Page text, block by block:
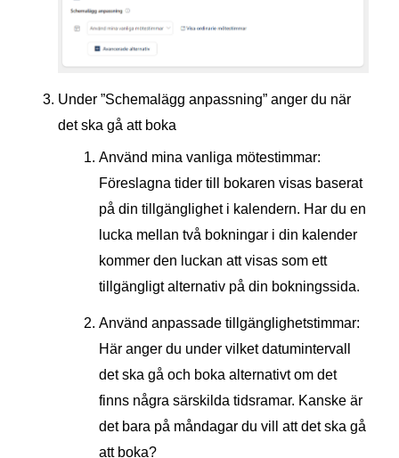
Under ”Schemalägg anpassning” anger du när
det ska gå att boka
Använd mina vanliga mötestimmar:
Föreslagna tider till bokaren visas baserat
på din tillgänglighet i kalendern. Har du en
lucka mellan två bokningar i din kalender
kommer den luckan att visas som ett
tillgängligt alternativ på din bokningssida.
Använd anpassade tillgänglighetstimmar:
Här anger du under vilket datumintervall
det ska gå och boka alternativt om det
finns några särskilda tidsramar. Kanske är
det bara på måndagar du vill att det ska gå
att boka?